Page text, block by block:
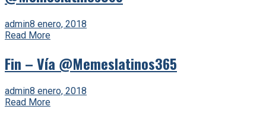
admin8 enero, 2018
Read More
Fin – Vía @Memeslatinos365
admin8 enero, 2018
Read More